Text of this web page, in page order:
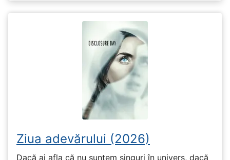
Ziua adevărului (2026)
Dacă ai afla că nu suntem singuri în univers, dacă